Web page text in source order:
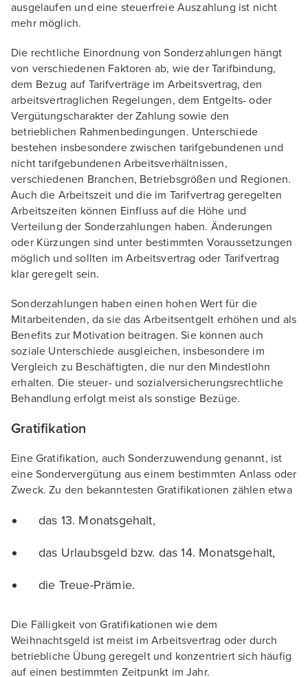
ausgelaufen und eine steuerfreie Auszahlung ist nicht
mehr möglich.
Die rechtliche Einordnung von Sonderzahlungen hängt
von verschiedenen Faktoren ab, wie der Tarifbindung,
dem Bezug auf Tarifverträge im Arbeitsvertrag, den
arbeitsvertraglichen Regelungen, dem Entgelts- oder
Vergütungscharakter der Zahlung sowie den
betrieblichen Rahmenbedingungen. Unterschiede
bestehen insbesondere zwischen tarifgebundenen und
nicht tarifgebundenen Arbeitsverhältnissen,
verschiedenen Branchen, Betriebsgrößen und Regionen.
Auch die Arbeitszeit und die im Tarifvertrag geregelten
Arbeitszeiten können Einfluss auf die Höhe und
Verteilung der Sonderzahlungen haben. Änderungen
oder Kürzungen sind unter bestimmten Voraussetzungen
möglich und sollten im Arbeitsvertrag oder Tarifvertrag
klar geregelt sein.
Sonderzahlungen haben einen hohen Wert für die
Mitarbeitenden, da sie das Arbeitsentgelt erhöhen und als
Benefits zur Motivation beitragen. Sie können auch
soziale Unterschiede ausgleichen, insbesondere im
Vergleich zu Beschäftigten, die nur den Mindestlohn
erhalten. Die steuer- und sozialversicherungsrechtliche
Behandlung erfolgt meist als sonstige Bezüge.
Gratifikation
Eine Gratifikation, auch Sonderzuwendung genannt, ist
eine Sondervergütung aus einem bestimmten Anlass oder
Zweck. Zu den bekanntesten Gratifikationen zählen etwa
das 13. Monatsgehalt,
das Urlaubsgeld bzw. das 14. Monatsgehalt,
die Treue-Prämie.
Die Fälligkeit von Gratifikationen wie dem
Weihnachtsgeld ist meist im Arbeitsvertrag oder durch
betriebliche Übung geregelt und konzentriert sich häufig
auf einen bestimmten Zeitpunkt im Jahr.